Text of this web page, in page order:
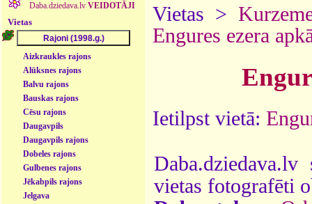
Daba.dziedava.lv VEIDOTĀJI
Vietas
Aizkraukles rajons
Alūksnes rajons
Balvu rajons
Bauskas rajons
Cēsu rajons
Daugavpils
Daugavpils rajons
Dobeles rajons
Gulbenes rajons
Jēkabpils rajons
Jelgava
Vietas >
Engures ezera
Ietilpst vietā:
vietas fotografēti